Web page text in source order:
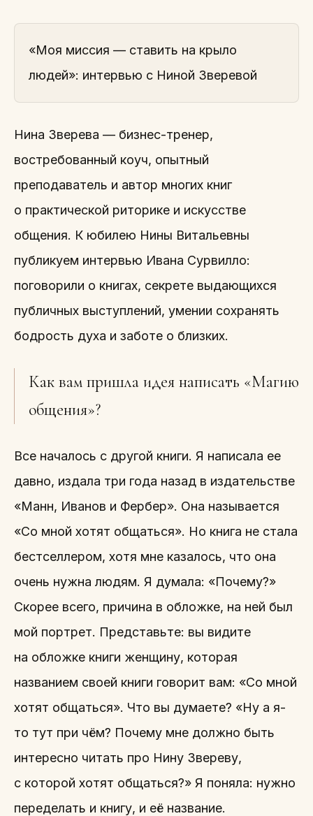
«Моя миссия — ставить на крыло
людей»: интервью с Ниной Зверевой
Нина Зверева — бизнес-тренер,
востребованный коуч, опытный
преподаватель и автор многих книг
о практической риторике и искусстве
общения. К юбилею Нины Витальевны
публикуем интервью Ивана Сурвилло:
поговорили о книгах, секрете выдающихся
публичных выступлений, умении сохранять
бодрость духа и заботе о близких.
Как вам пришла идея написать «Магию
общения»?
Все началось с другой книги. Я написала ее
давно, издала три года назад в издательстве
«Манн, Иванов и Фербер». Она называется
«Со мной хотят общаться». Но книга не стала
бестселлером, хотя мне казалось, что она
очень нужна людям. Я думала: «Почему?»
Скорее всего, причина в обложке, на ней был
мой портрет. Представьте: вы видите
на обложке книги женщину, которая
названием своей книги говорит вам: «Со мной
хотят общаться». Что вы думаете? «Ну а я-
то тут при чём? Почему мне должно быть
интересно читать про Нину Звереву,
с которой хотят общаться?» Я поняла: нужно
переделать и книгу, и её название.